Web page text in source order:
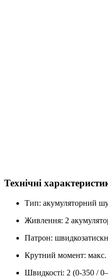
Технічні
Тип: акумуляторний
Живлення: 2
Патрон:
Крутний момент:
Швидкості: 2 (0-350 /